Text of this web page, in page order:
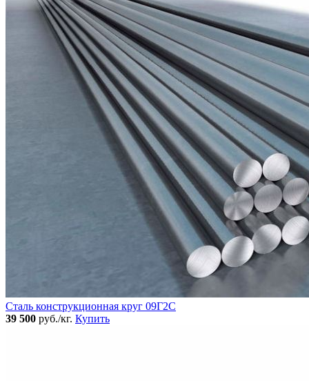
Сталь конструкционная круг 09Г2С
39 500 руб./кг. Купить